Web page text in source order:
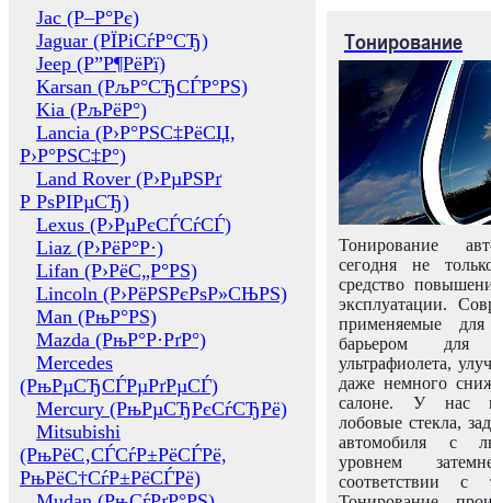
Jac (Р–Р°Рє)
Jaguar (РЇРіСѓР°СЂ)
Jeep (Р”Р¶РёРї)
Karsan (РљР°СЂСЃР°РЅ)
Kia (РљРёР°)
Lancia (Р›Р°РЅС‡РёСЏ,
Р›Р°РЅС‡Р°)
Land Rover (Р›РµРЅРґ
Р РѕРІРµСЂ)
Lexus (Р›РµРєСЃСѓСЃ)
Liaz (Р›РёР°Р·)
Lifan (Р›РёС„Р°РЅ)
Lincoln (Р›РёРЅРєРѕР»СЊРЅ)
Man (РњР°РЅ)
Mazda (РњР°Р·РґР°)
Mercedes
(РњРµСЂСЃРµРґРµСЃ)
Mercury (РњРµСЂРєСѓСЂРё)
Mitsubishi
(РњРёС‚СЃСѓР±РёСЃРё,
РњРёС†СѓР±РёСЃРё)
Тонирование
Тонирование
сегодня не
средство
эксплуатации.
применяемые
барьером для
ультрафиолета,
даже немного
салоне. У нас
лобовые стекла,
автомобиля с
уровнем
соответствии с